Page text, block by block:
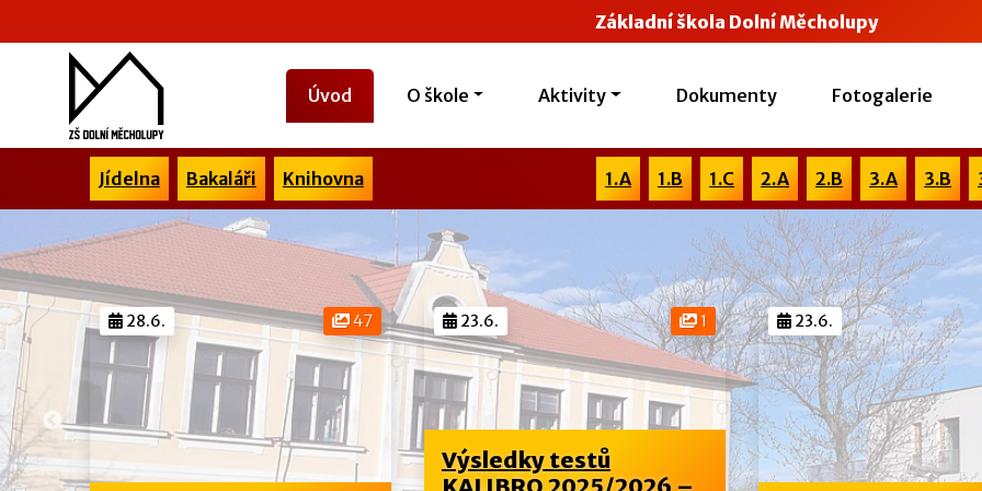
Základní škola Dolní Měcholupy
Úvod O škole Aktivity Dokumenty Fotogalerie
1.A 1.B 1.C 2.A 2.B 3.A 3.B
Jídelna Bakaláři Knihovna
47
28.6.
Výsledky testů
1
23.6. 23.6.